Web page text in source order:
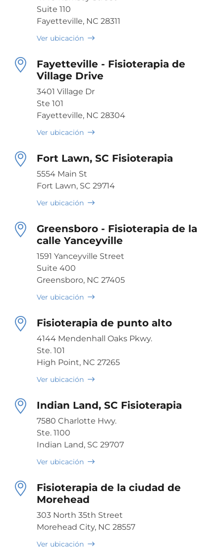
Suite 110
Fayetteville, NC 28311
Ver ubicación
Fayetteville - Fisioterapia de
Village Drive
3401 Village Dr
Ste 101
Fayetteville, NC 28304
Ver ubicación
Fort Lawn, SC Fisioterapia
5554 Main St
Fort Lawn, SC 29714
Ver ubicación
Greensboro - Fisioterapia de la
calle Yanceyville
1591 Yanceyville Street
Suite 400
Greensboro, NC 27405
Ver ubicación
Fisioterapia de punto alto
4144 Mendenhall Oaks Pkwy.
Ste. 101
High Point, NC 27265
Ver ubicación
Indian Land, SC Fisioterapia
7580 Charlotte Hwy.
Ste. 1100
Indian Land, SC 29707
Ver ubicación
Fisioterapia de la ciudad de
Morehead
303 North 35th Street
Morehead City, NC 28557
Ver ubicación